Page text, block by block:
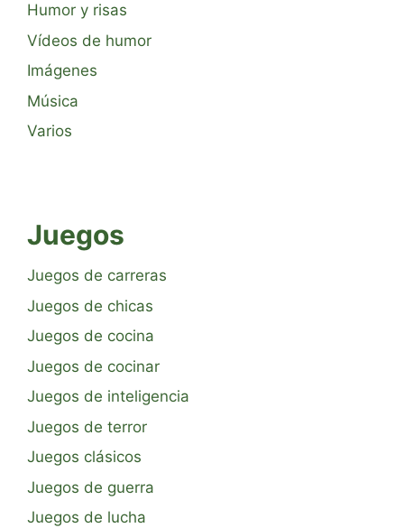
Humor y risas
Vídeos de humor
Imágenes
Música
Varios
Juegos
Juegos de carreras
Juegos de chicas
Juegos de cocina
Juegos de cocinar
Juegos de inteligencia
Juegos de terror
Juegos clásicos
Juegos de guerra
Juegos de lucha